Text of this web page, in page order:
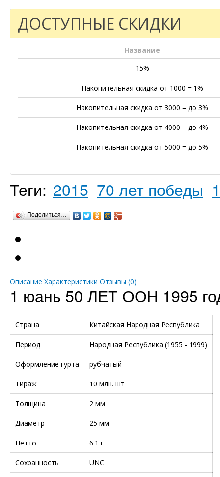
ДОСТУПНЫЕ СКИДКИ
Название
15%
Накопительная скидка от 1000 = 1%
Накопительная скидка от 3000 = до 3%
Накопительная скидка от 4000 = до 4%
Накопительная скидка от 5000 = до 5%
Теги: 2015 70 лет победы
Поделиться…
Описание Характеристики Отзывы (0)
1 юань 50 ЛЕТ ООН 1995
Страна Китайская Народная Республика
Период Народная Республика (1955 - 1999)
Оформление гурта рубчатый
Тираж 10 млн. шт
Толщина 2 мм
Диаметр 25 мм
Нетто 6.1 г
Сохранность UNC